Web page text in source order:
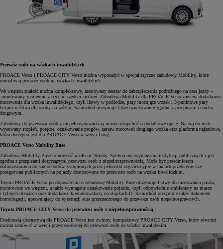
Przewóz osób na wózkach inwalidzkich
PROACE Verso i PROACE CITY Verso można wyposażyć w specjalistyczne zabudowy Mobility, które
umożliwią przewóz osób na wózkach inwalidzkich.
We wnętrzu znaleźć można kompleksowy, atestowany zestaw do zabezpieczenia podróżnego na czas jazdy –
montowany zamiennie z trzecim rzędem siedzeń. Zabudowa Mobility dla PROACE Verso zawiera dodatkowo
mocowania dla wózka inwalidzkiego, czyli listwy w podłodze, pasy mocujące wózek i 3-punktowe pasy
bezpieczeństwa dla osoby na wózku. Samochód otrzymuje także oznakowanie zgodne z przepisami o ruchu
drogowym.
Zabudowy do przewozu osób z niepełnosprawnością można uzupełnić o dodatkowe opcje. Należą do nich
wysuwany stopień, poręcze, oznakowanie progów, zestaw mocowań drugiego wózka oraz platforma najazdowa,
która dostępna jest dla PROACE Verso w wersji Long.
PROACE Verso Mobility Base
Zabudowa Mobility Base to nowość w ofercie Toyoty. Spełnia ona wymagania instytucji publicznych i jest
zgodna z przepisami dotyczącymi przewozu osób z niepełnosprawnością. Może być przedmiotem
dofinansowania do samochodów zakupionych przez jednostki organizacyjne w ramach przetargów czy
postępowań publicznych na pojazdy dostosowane do przewozu osób na wózku inwalidzkim.
Toyota PROACE Verso po doposażeniu o zabudowę Mobility Base otrzymuje listwy do mocowania pasów,
montowane we wnętrzu, a także wymagane oznakowanie pojazdu, czyli odpowiednie emblematy na masce
i tylnych drzwiach oraz dodatkowe kierunkowskazy na słupkach D. Samochód otrzymuje także dokument
homologacji, uprawniający do rejestracji auta przeznaczonego do przewozu osób niepełnosprawnych.
Toyota PROACE CITY Verso do przewozu osób z niepełnosprawnością
Doskonałą alternatywą dla PROACE Verso jest zwinny, kompaktowy PROACE CITY Verso, który również
można zamówić w wersji przystosowanej do przewozu osób na wózku inwalidzkim.